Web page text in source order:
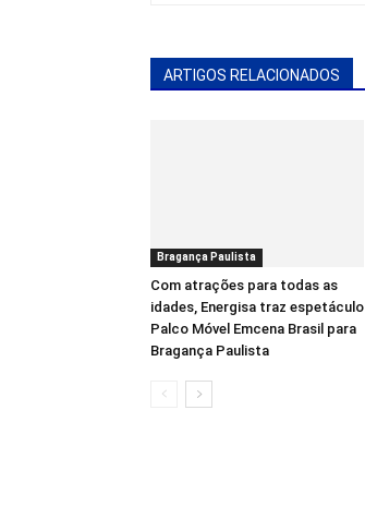
ARTIGOS RELACIONADOS
Bragança Paulista
Com atrações para todas as
idades, Energisa traz espetáculo
Palco Móvel Emcena Brasil para
Bragança Paulista